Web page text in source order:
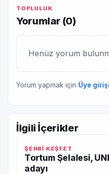
TOPLULUK
Yorumlar (0)
Henüz yorum
Yorum yapmak için Üye
İlgili İçerikler
ŞEHRİ KEŞFET
Tortum Şelalesi,
adayı